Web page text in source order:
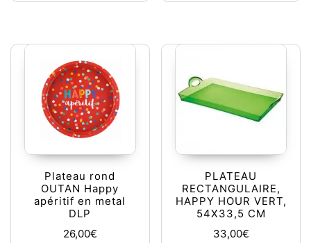
Plateau rond
OUTAN Happy
apéritif en metal
DLP
26,00€
PLATEAU
RECTANGULAIRE,
HAPPY HOUR VERT,
54X33,5 CM
33,00€